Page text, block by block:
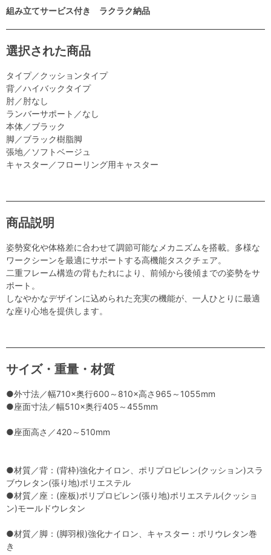
組み立てサービス付き ラクラク納品
選択された商品
タイプ／クッションタイプ
背／ハイバックタイプ
肘／肘なし
ランバーサポート／なし
本体／ブラック
脚／ブラック樹脂脚
張地／ソフトベージュ
キャスター／フローリング用キャスター
商品説明
姿勢変化や体格差に合わせて調節可能なメカニズムを搭載。多様な
ワークシーンを最適にサポートする高機能タスクチェア。
二重フレーム構造の背もたれにより、前傾から後傾までの姿勢をサ
ポート。
しなやかなデザインに込められた充実の機能が、一人ひとりに最適
な座り心地を提供します。
サイズ・重量・材質
●外寸法／幅710×奥行600～810×高さ965～1055mm
●座面寸法／幅510×奥行405～455mm
●座面高さ／420～510mm
●材質／背：(背枠)強化ナイロン、ポリプロピレン(クッション)スラ
ブウレタン(張り地)ポリエステル
●材質／座：(座板)ポリプロピレン(張り地)ポリエステル(クッショ
ン)モールドウレタン
●材質／脚：(脚羽根)強化ナイロン、キャスター：ポリウレタン巻
き